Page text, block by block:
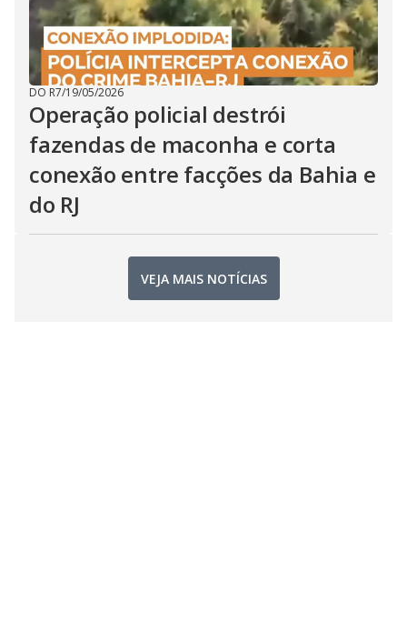
DO R7/19/05/2026
Operação policial destrói
fazendas de maconha e corta
conexão entre facções da Bahia e
do RJ
VEJA MAIS NOTÍCIAS